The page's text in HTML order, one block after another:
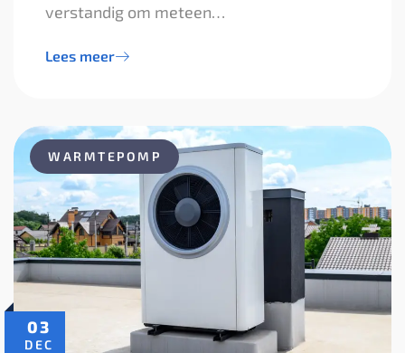
verstandig om meteen…
Lees meer
03
DEC
WARMTEPOMP